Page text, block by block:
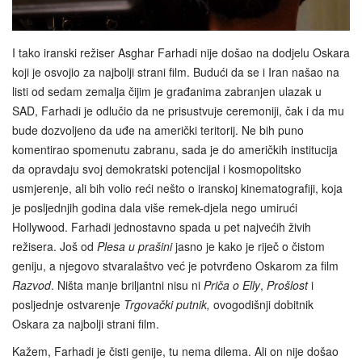
I tako iranski režiser Asghar Farhadi nije došao na dodjelu Oskara
koji je osvojio za najbolji strani film. Budući da se i Iran našao na
listi od sedam zemalja čijim je građanima zabranjen ulazak u
SAD, Farhadi je odlučio da ne prisustvuje ceremoniji, čak i da mu
bude dozvoljeno da uđe na američki teritorij. Ne bih puno
komentirao spomenutu zabranu, sada je do američkih institucija
da opravdaju svoj demokratski potencijal i kosmopolitsko
usmjerenje, ali bih volio reći nešto o iranskoj kinematografiji, koja
je posljednjih godina dala više remek-djela nego umirući
Hollywood. Farhadi jednostavno spada u pet najvećih živih
režisera. Još od Plesa u prašinijasno je kako je riječ o čistom
geniju, a njegovo stvaralaštvo već je potvrđeno Oskarom za film
Razvod. Ništa manje briljantni nisu ni Priča o Elly, Prošlosti
posljednje ostvarenje Trgovački putnik, ovogodišnji dobitnik
Oskara za najbolji strani film.
Kažem, Farhadi je čisti genije, tu nema dilema. Ali on nije došao